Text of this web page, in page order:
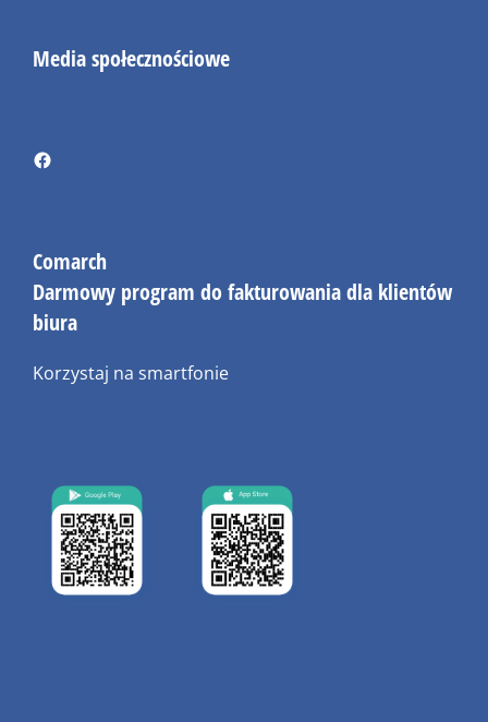
Media społecznościowe
Comarch
Darmowy program do fakturowania dla klientów
biura
Korzystaj na smartfonie